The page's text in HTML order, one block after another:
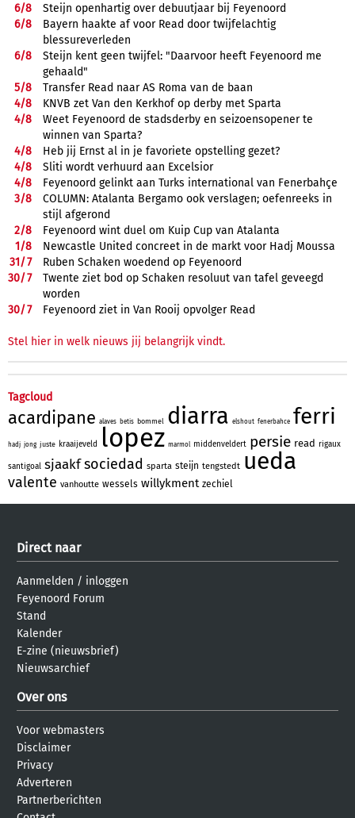
6/8
Steijn openhartig over debuutjaar bij Feyenoord
6/8
Bayern haakte af voor Read door twijfelachtig
blessureverleden
6/8
Steijn kent geen twijfel: "Daarvoor heeft Feyenoord me
gehaald"
5/8
Transfer Read naar AS Roma van de baan
4/8
KNVB zet Van den Kerkhof op derby met Sparta
4/8
Weet Feyenoord de stadsderby en seizoensopener te
winnen van Sparta?
4/8
Heb jij Ernst al in je favoriete opstelling gezet?
4/8
Sliti wordt verhuurd aan Excelsior
4/8
Feyenoord gelinkt aan Turks international van Fenerbahçe
3/8
COLUMN: Atalanta Bergamo ook verslagen; oefenreeks in
stijl afgerond
2/8
Feyenoord wint duel om Kuip Cup van Atalanta
1/8
Newcastle United concreet in de markt voor Hadj Moussa
31/7
Ruben Schaken woedend op Feyenoord
30/7
Twente ziet bod op Schaken resoluut van tafel geveegd
worden
30/7 Feyenoord ziet in Van Rooij opvolger Read
Stel hier in welk nieuws jij belangrijk vindt.
Tagcloud
acardipane alaves betis bommel diarra elshout fenerbahce ferri
hadj jong juste kraaijeveld lopez marmol middenveldert persie read rigaux
santigoal sjaakfsociedad sparta steijn tengstedt ueda
valente vanhoutte wessels willykment zechiel
Direct naar
Aanmelden / inloggen
Feyenoord Forum
Stand
Kalender
E-zine (nieuwsbrief)
Nieuwsarchief
Over ons
Voor webmasters
Disclaimer
Privacy
Adverteren
Partnerberichten